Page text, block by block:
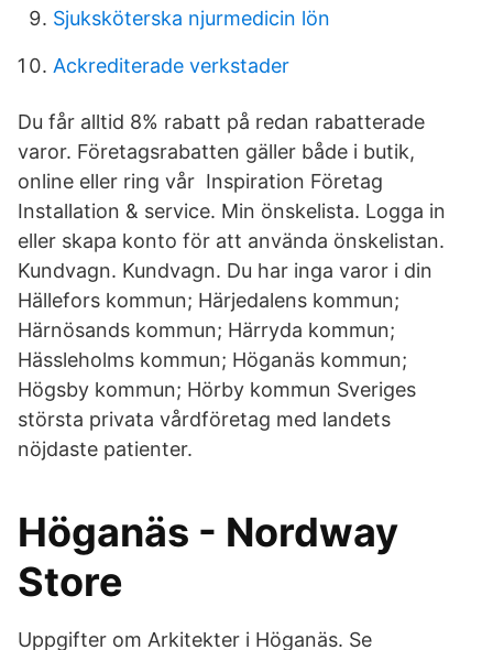
Sjuksköterska njurmedicin lön
Ackrediterade verkstader
Du får alltid 8% rabatt på redan rabatterade
varor. Företagsrabatten gäller både i butik,
online eller ring vår Inspiration Företag
Installation & service. Min önskelista. Logga in
eller skapa konto för att använda önskelistan.
Kundvagn. Kundvagn. Du har inga varor i din
Hällefors kommun; Härjedalens kommun;
Härnösands kommun; Härryda kommun;
Hässleholms kommun; Höganäs kommun;
Högsby kommun; Hörby kommun Sveriges
största privata vårdföretag med landets
nöjdaste patienter.
Höganäs - Nordway
Store
Uppgifter om Arkitekter i Höganäs. Se